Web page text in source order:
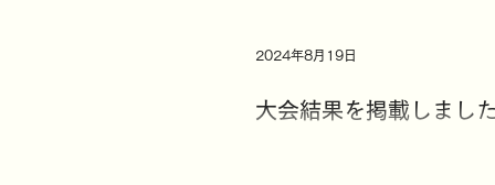
大会結果を掲載しました
2024年8月19日